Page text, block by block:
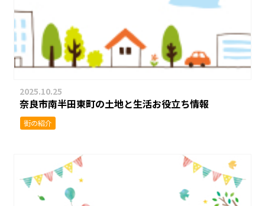
2025.10.25
奈良市南半田東町の土地と生活お役立ち情報
街の紹介